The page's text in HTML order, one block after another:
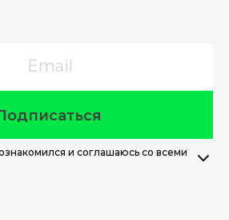
и соглашаюсь со всеми